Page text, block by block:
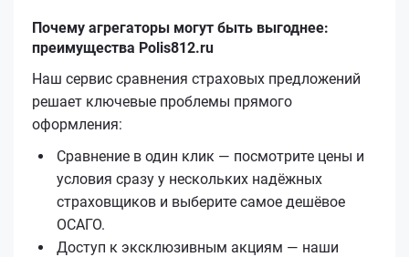
Почему агрегаторы могут быть выгоднее:
преимущества Polis812.ru
Наш сервис сравнения страховых предложений
решает ключевые проблемы прямого
оформления:
Сравнение в один клик — посмотрите цены и
условия сразу у нескольких надёжных
страховщиков и выберите самое дешёвое
ОСАГО.
Доступ к эксклюзивным акциям — наши